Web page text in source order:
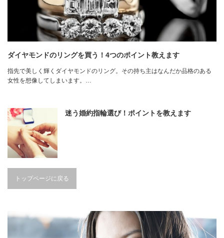
ダイヤモンドのリングを買う！4つのポイント教えます
指先で美しく輝くダイヤモンドのリング。その持ち主はなんだか品格のある
女性を想像してしまいます。…
迷う婚約指輪選び！ポイントを教えます
トップページに戻る